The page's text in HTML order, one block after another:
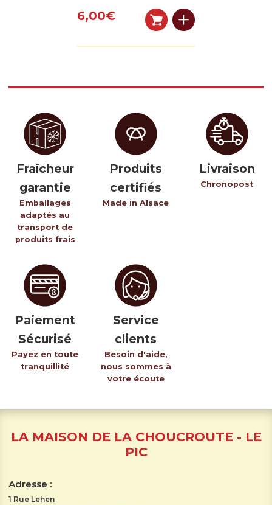
6,00€
Fraîcheur
garantie
Emballages
adaptés au
transport de
produits frais
Produits
certifiés
Made in Alsace
Livraison
Chronopost
Paiement
Sécurisé
Payez en toute
tranquillité
Service
clients
Besoin d'aide,
nous sommes à
votre écoute
LA MAISON DE LA CHOUCROUTE - LE
PIC
Adresse :
1 Rue Lehen